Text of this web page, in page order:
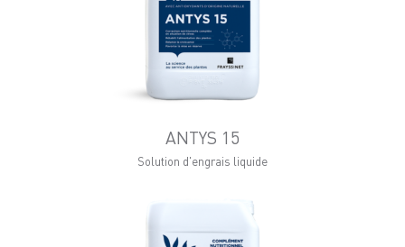
ANTYS 15
Solution d'engrais liquide